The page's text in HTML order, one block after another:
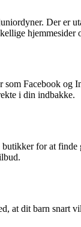
Der
hjemmesider
Facebook
i din indbakke.
for at
at dit barn snart